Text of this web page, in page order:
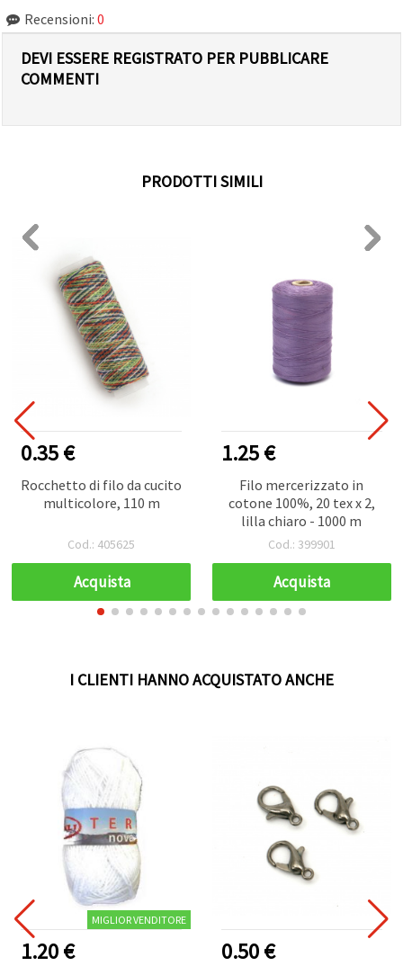
Recensioni: 0
DEVI ESSERE REGISTRATO PER PUBBLICARE
COMMENTI
PRODOTTI SIMILI
0.35 €
Rocchetto di filo da cucito
multicolore, 110 m
Cod.: 405625
Acquista
1.25 €
Filo mercerizzato in
cotone 100%, 20 tex x 2,
lilla chiaro - 1000 m
Cod.: 399901
Acquista
I CLIENTI HANNO ACQUISTATO ANCHE
MIGLIOR VENDITORE
1.20 € 0.50 €